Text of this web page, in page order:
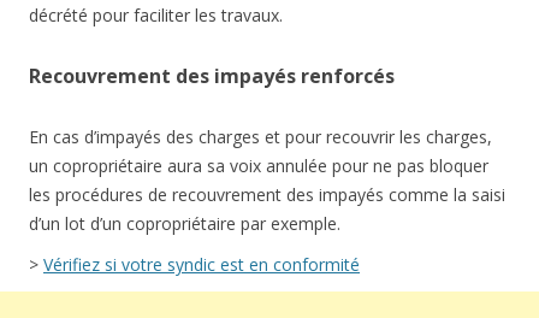
décrété pour faciliter les travaux.
Recouvrement des impayés renforcés
En cas d’impayés des charges et pour recouvrir les charges,
un copropriétaire aura sa voix annulée pour ne pas bloquer
les procédures de recouvrement des impayés comme la saisi
d’un lot d’un copropriétaire par exemple.
> Vérifiez si votre syndic est en conformité